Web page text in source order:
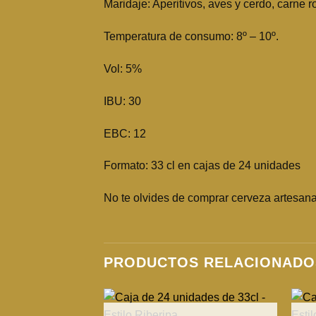
Maridaje: Aperitivos, aves y cerdo, carne
Temperatura de consumo: 8º – 10º.
Vol: 5%
IBU: 30
EBC: 12
Formato: 33 cl en cajas de 24 unidades
No te olvides de comprar cerveza
PRODUCTOS